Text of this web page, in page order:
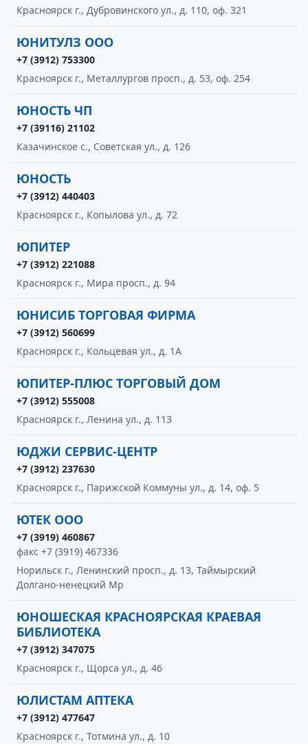
Красноярск г., Дубровинского ул., д. 110, оф. 321
ЮНИТУЛЗ ООО
+7 (3912) 753300
Красноярск г., Металлургов просп., д. 53, оф. 254
ЮНОСТЬ ЧП
+7 (39116) 21102
Казачинское с., Советская ул., д. 126
ЮНОСТЬ
+7 (3912) 440403
Красноярск г., Копылова ул., д. 72
ЮПИТЕР
+7 (3912) 221088
Красноярск г., Мира просп., д. 94
ЮНИСИБ ТОРГОВАЯ ФИРМА
+7 (3912) 560699
Красноярск г., Кольцевая ул., д. 1А
ЮПИТЕР-ПЛЮС ТОРГОВЫЙ ДОМ
+7 (3912) 555008
Красноярск г., Ленина ул., д. 113
ЮДЖИ СЕРВИС-ЦЕНТР
+7 (3912) 237630
Красноярск г., Парижской Коммуны ул., д. 14, оф. 5
ЮТЕК ООО
+7 (3919) 460867
факс +7 (3919) 467336
Норильск г., Ленинский просп., д. 13, Таймырский
Долгано-ненецкий Мр
ЮНОШЕСКАЯ КРАСНОЯРСКАЯ КРАЕВАЯ
БИБЛИОТЕКА
+7 (3912) 347075
Красноярск г., Щорса ул., д. 46
ЮЛИСТАМ АПТЕКА
+7 (3912) 477647
Красноярск г., Тотмина ул., д. 10